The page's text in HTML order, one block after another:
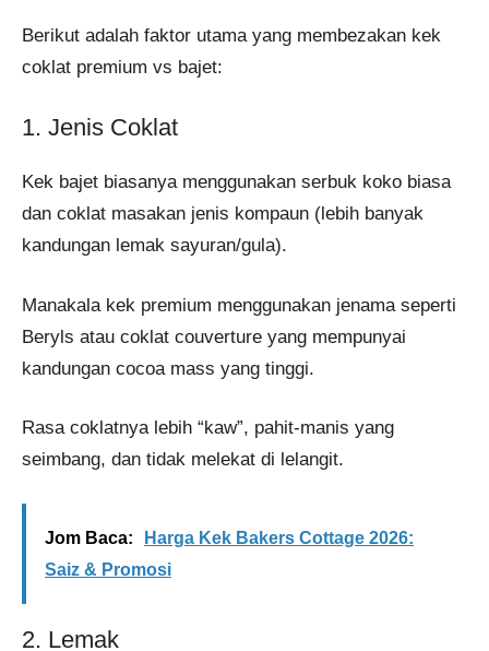
Berikut adalah faktor utama yang membezakan kek
coklat premium vs bajet:
1. Jenis Coklat
Kek bajet biasanya menggunakan serbuk koko biasa
dan coklat masakan jenis kompaun (lebih banyak
kandungan lemak sayuran/gula).
Manakala kek premium menggunakan jenama seperti
Beryls atau coklat couverture yang mempunyai
kandungan cocoa mass yang tinggi.
Rasa coklatnya lebih “kaw”, pahit-manis yang
seimbang, dan tidak melekat di lelangit.
Jom Baca:
Harga Kek Bakers Cottage 2026:
Saiz & Promosi
2. Lemak